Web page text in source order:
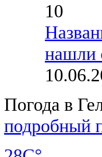
10
нашли
Погода в
подробный